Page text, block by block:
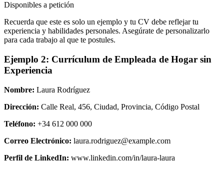
Disponibles a petición
Recuerda que este es solo un ejemplo y tu CV debe reflejar tu
experiencia y habilidades personales. Asegúrate de personalizarlo
para cada trabajo al que te postules.
Ejemplo 2: Currículum de Empleada de Hogar sin
Experiencia
Nombre: Laura Rodríguez
Dirección: Calle Real, 456, Ciudad, Provincia, Código Postal
Teléfono: +34 612 000 000
Correo Electrónico: laura.rodriguez@example.com
Perfil de LinkedIn: www.linkedin.com/in/laura-laura